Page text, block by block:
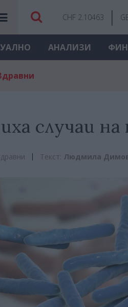
CHF 2.10463
АНАЛИЗИ
случаи
Текст: Людмила